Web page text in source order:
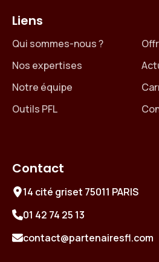
Liens
Qui sommes-nous ?
Nos expertises
Notre équipe
Outils PFL
Contact
14 cité griset 75011 PARIS
01 42 74 25 13
contact@partenairesfl.com